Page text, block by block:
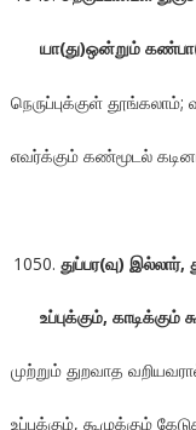
யா(து)ஒன்றும்
நெருப்புக்குள்
எவர்க்கும் கண்மூடல்
துப்பர(வு)
உப்புக்கும், காடிக்கும்
முற்றும் துறவாத
உப்புக்கும், கூழுக்கும்